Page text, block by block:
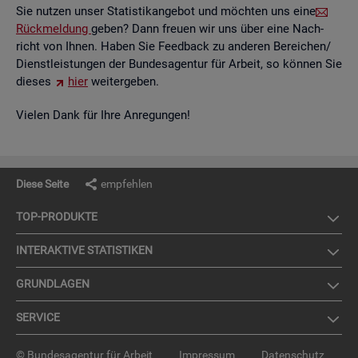
Sie nut­zen unser Sta­tis­tik­an­ge­bot und möch­ten uns eine
Rück­mel­dung geben? Dann freu­en wir uns über eine Nach­
richt von Ihnen. Haben Sie Feed­back zu an­de­ren Be­rei­chen/
Dienst­leis­tun­gen der Bun­des­agen­tur für Ar­beit, so kön­nen Sie
die­ses
hier wei­ter­ge­ben.
Vie­len Dank für Ihre An­re­gun­gen!
Diese Seite empfehlen
TOP-PRO­DUK­TE
IN­TER­AK­TI­VE STA­TIS­TI­KEN
GRUND­LA­GEN
SER­VICE
© Bundesagentur für Arbeit Impressum Datenschutz